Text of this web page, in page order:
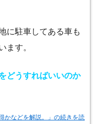
に駐車してある車も
ます。
どうすればいいのか
かなどを解説。」の続きを読